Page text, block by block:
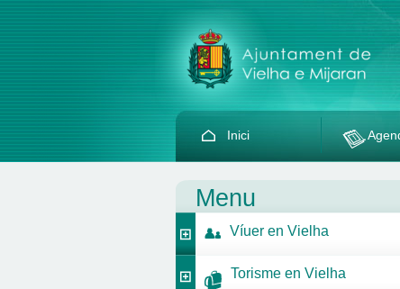
Inici
Menu
Víuer en Vielha
Torisme en Vielha